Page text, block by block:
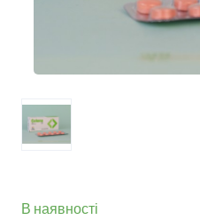
В наявності